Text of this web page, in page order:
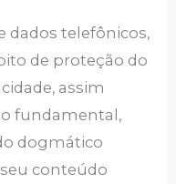
dados telefônicos,
de proteção do
assim
fundamental,
dogmático
conteúdo